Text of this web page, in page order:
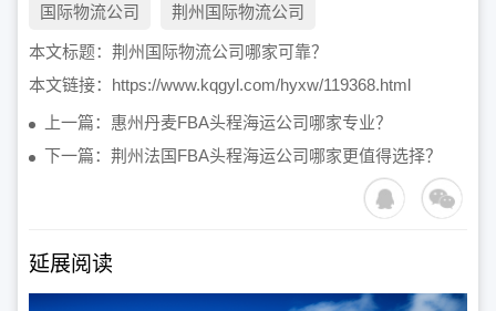
国际物流公司 荆州国际物流公司
本文标题： 荆州国际物流公司哪家可靠？
本文链接： https://www.kqgyl.com/hyxw/119368.html
上一篇：惠州丹麦FBA头程海运公司哪家专业？
下一篇：荆州法国FBA头程海运公司哪家更值得选择？
延展阅读